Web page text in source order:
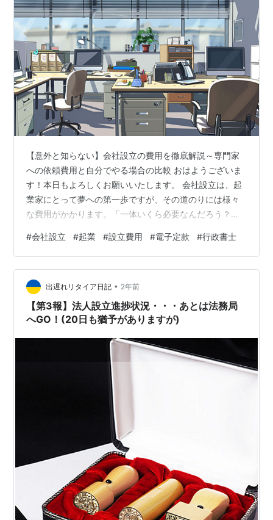
【意外と知らない】会社設立の費用を徹底解説～専門家
への依頼費用と自分でやる場合の比較 おはようございま
す！本日もよろしくお願いいたします。 会社設立は、起
業家にとって夢への第一歩ですが、その道のりには様々
な費用がかかります。「一体いくら必要なんだろう？」
感じる方も少なくないでしょう。 以前にも会社設立の費
用については書いていますが、今回は、「【意外と知ら
ない】会社設立の費用を徹底解説！専門家への依頼費用
と自分でやる場合の比較」をテーマに、会社設立にかか
る費用を詳細に解説し、株式会社と合同会社の違い、そ
して専門家に依頼するメリット・デメリットを比…
#会社設立 #起業 #設立費用 #電子定款 #行政書士
出遅れリタイア日記 • 2年前
【第3報】法人設立進捗状況・・・あとは法務局
へGO！(20日も猶予がありますが)